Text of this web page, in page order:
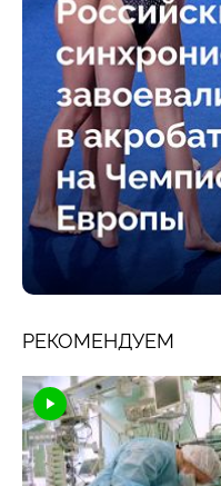
РЕКОМЕНДУЕМ